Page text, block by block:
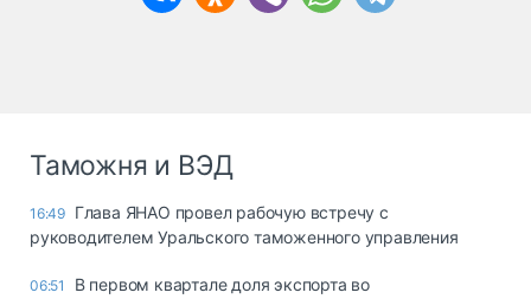
Таможня и ВЭД
16:49 Глава ЯНАО провел рабочую встречу с
руководителем Уральского таможенного управления
06:51
В первом квартале доля экспорта во